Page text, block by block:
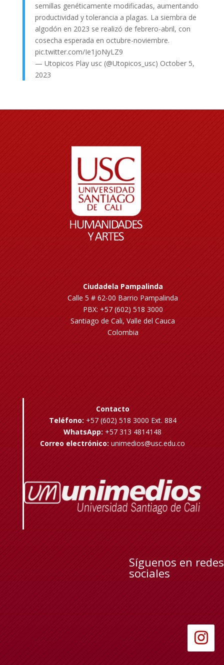
semillas genéticamente modificadas, aumentando
productividad y tolerancia a plagas. La siembra de
algodón en 2023 se realizó de febrero-abril, con
cosecha esperada en octubre-noviembre.
pic.twitter.com/Ie1joNyLZ9
— Utopicos Play usc (@Utopicos_usc) October 5,
2023
Ciudadela Pampalinda
Calle 5 # 62-00 Barrio Pampalinda
PBX: +57 (602) 518 3000
Santiago de Cali, Valle del Cauca
Colombia
Contacto
Teléfono: +57 (602) 518 3000 Ext. 884
WhatsApp: +57 313 4814148
Correo electrónico: unimedios@usc.edu.co
Síguenos en redes
sociales